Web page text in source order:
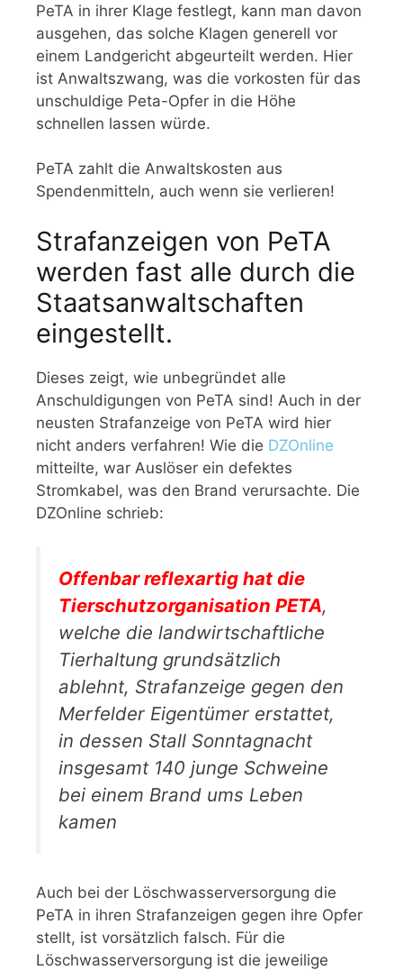
PeTA in ihrer Klage festlegt, kann man davon
ausgehen, das solche Klagen generell vor
einem Landgericht abgeurteilt werden. Hier
ist Anwaltszwang, was die vorkosten für das
unschuldige Peta-Opfer in die Höhe
schnellen lassen würde.
PeTA zahlt die Anwaltskosten aus
Spendenmitteln, auch wenn sie verlieren!
Strafanzeigen von PeTA
werden fast alle durch die
Staatsanwaltschaften
eingestellt.
Dieses zeigt, wie unbegründet alle
Anschuldigungen von PeTA sind! Auch in der
neusten Strafanzeige von PeTA wird hier
nicht anders verfahren! Wie die DZOnline
mitteilte, war Auslöser ein defektes
Stromkabel, was den Brand verursachte. Die
DZOnline schrieb:
Offenbar reflexartig hat die
Tierschutzorganisation PETA,
welche die landwirtschaftliche
Tierhaltung grundsätzlich
ablehnt, Strafanzeige gegen den
Merfelder Eigentümer erstattet,
in dessen Stall Sonntagnacht
insgesamt 140 junge Schweine
bei einem Brand ums Leben
kamen
Auch bei der Löschwasserversorgung die
PeTA in ihren Strafanzeigen gegen ihre Opfer
stellt, ist vorsätzlich falsch. Für die
Löschwasserversorgung ist die jeweilige